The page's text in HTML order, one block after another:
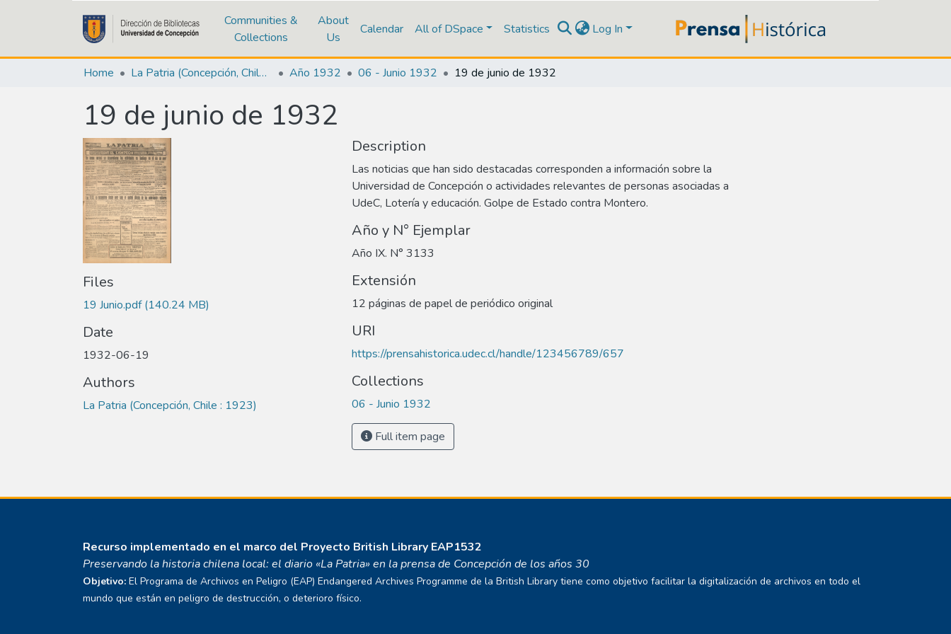
Communities &
Collections
About
Us
Calendar All of DSpace Statistics Log In
Home La Patria (Concepción, Chile : 1923) Año 1932 06 - Junio 1932 19 de junio de 1932
19 de junio de 1932
Files
19 Junio.pdf(140.24 MB)
Date
1932-06-19
Authors
La Patria (Concepción, Chile : 1923)
Description
Las noticias que han sido destacadas corresponden a información sobre la
Universidad de Concepción o actividades relevantes de personas asociadas a
UdeC, Lotería y educación. Golpe de Estado contra Montero.
Año y N° Ejemplar
Año IX. N° 3133
Extensión
12 páginas de papel de periódico original
URI
https://prensahistorica.udec.cl/handle/123456789/657
Collections
06 - Junio 1932
Full item page
Recurso implementado en el marco del Proyecto British Library EAP1532
Preservando la historia chilena local: el diario «La Patria» en la prensa de Concepción de los años 30
Objetivo: El Programa de Archivos en Peligro (EAP) Endangered Archives Programme de la British Library tiene como objetivo facilitar la digitalización de archivos en todo el
mundo que están en peligro de destrucción, o deterioro físico.